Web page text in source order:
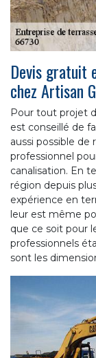
Devis gratuit
chez Artisan
Pour tout projet
est conseillé de
aussi possible de
professionnel
canalisation. En
région depuis
expérience en
leur est même
que ce soit pour
professionnels
sont les